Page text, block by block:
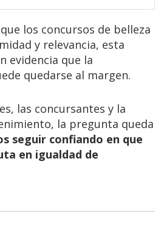
los concursos de belleza
y relevancia, esta
evidencia que la
quedarse al margen.
las concursantes y la
la pregunta queda
seguir confiando en que
en igualdad de